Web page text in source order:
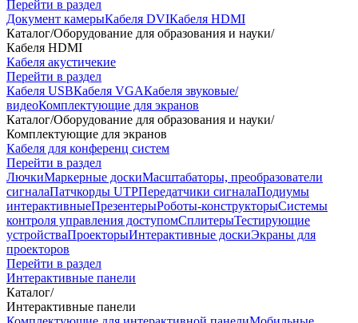
Перейти в раздел
Документ камерыКабеля DVIКабеля HDMI
Каталог/Оборудование для образования и науки/
Кабеля HDMI
Кабеля акустичекие
Перейти в раздел
Кабеля USBКабеля VGAКабеля звуковые/
видеоКомплектующие для экранов
Каталог/Оборудование для образования и науки/
Комплектующие для экранов
Кабеля для конференц систем
Перейти в раздел
ЛючкиМаркерные доскиМасштабаторы, преобразователи
сигналаПатчкорды UTPПередатчики сигналаПодиумы
интерактивныеПрезентерыРоботы-конструкторыСистемы
контроля управления доступомСплитерыТестирующие
устройстваПроекторыИнтерактивные доскиЭкраны для
проекторов
Перейти в раздел
Интерактивные панели
Каталог/
Интерактивные панели